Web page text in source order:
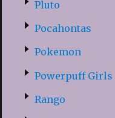
Pluto
Pocahontas
Pokemon
Powerpuff Girls
Rango